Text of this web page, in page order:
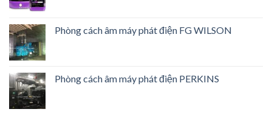
Phòng cách âm máy phát điện FG WILSON
Phòng cách âm máy phát điện PERKINS